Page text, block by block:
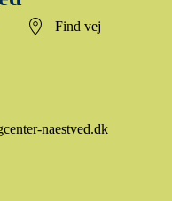
Find vej
naestved.dk